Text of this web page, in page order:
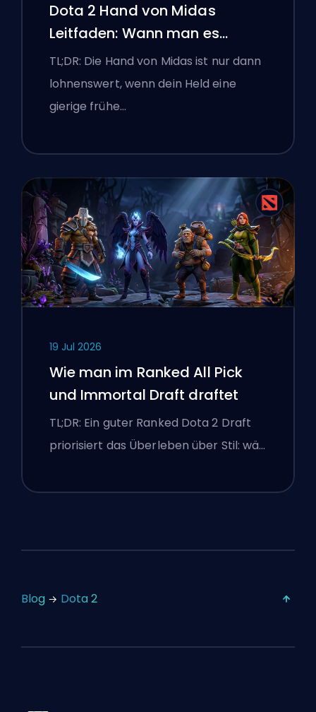
Dota 2 Hand von Midas
Leitfaden: Wann man es
kaufen sollte
TL;DR: Die Hand von Midas ist nur dann
lohnenswert, wenn dein Held eine
gierige frühe…
19 Jul 2026
Wie man im Ranked All Pick
und Immortal Draft draftet
TL;DR: Ein guter Ranked Dota 2 Draft
priorisiert das Überleben über Stil: wä…
Blog Dota 2